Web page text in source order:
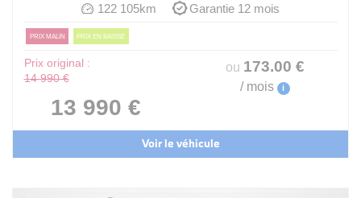
122 105km
Garantie 12 mois
PRIX MALIN PRIX EN BAISSE
Prix original :
14 990 €
13 990 €
ou 173.00 €
/ mois i
Voir le véhicule